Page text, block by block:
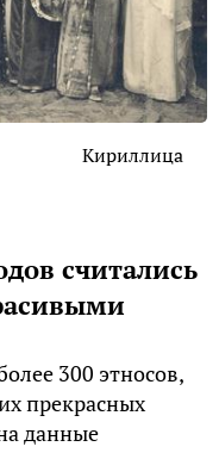
Кириллица
считались
300 этносов,
прекрасных
данные